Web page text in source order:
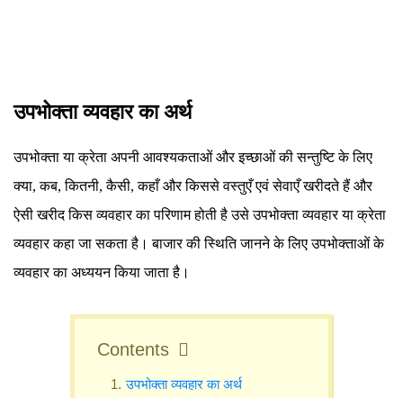
उपभोक्ता व्यवहार का अर्थ
उपभोक्ता या क्रेता अपनी आवश्यकताओं और इच्छाओं की सन्तुष्टि के लिए
क्या, कब, कितनी, कैसी, कहाँ और किससे वस्तुएँ एवं सेवाएँ खरीदते हैं और
ऐसी खरीद किस व्यवहार का परिणाम होती है उसे उपभोक्ता व्यवहार या क्रेता
व्यवहार कहा जा सकता है। बाजार की स्थिति जानने के लिए उपभोक्ताओं के
व्यवहार का अध्ययन किया जाता है।
Contents
उपभोक्ता व्यवहार का अर्थ